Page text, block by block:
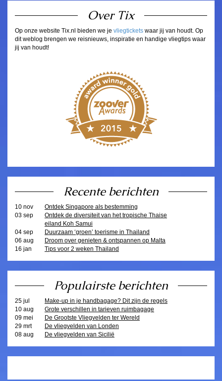
Over Tix
Op onze website Tix.nl bieden we je vliegtickets waar jij van houdt. Op
dit weblog brengen we reisnieuws, inspiratie en handige vliegtips waar
jij van houdt!
Recente berichten
10 nov
Ontdek Singapore als bestemming
03 sep
Ontdek de diversiteit van het tropische Thaise
eiland Koh Samui
04 sep
Duurzaam ‘groen’ toerisme in Thailand
06 aug
Droom over genieten & ontspannen op Malta
16 jan
Tips voor 2 weken Thailand
Populairste berichten
25 jul
Make-up in je handbagage? Dit zijn de regels
10 aug
Grote verschillen in tarieven ruimbagage
09 mei
De Grootste Vliegvelden ter Wereld
29 mrt
De vliegvelden van Londen
08 aug
De vliegvelden van Sicilië